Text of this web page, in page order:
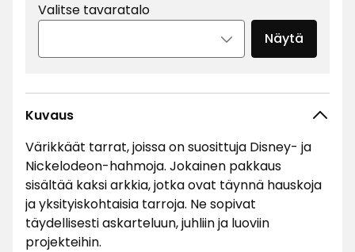
Valitse tavaratalo
Näytä
Kuvaus
Värikkäät tarrat, joissa on suosittuja Disney- ja
Nickelodeon-hahmoja. Jokainen pakkaus
sisältää kaksi arkkia, jotka ovat täynnä hauskoja
ja yksityiskohtaisia tarroja. Ne sopivat
täydellisesti askarteluun, juhliin ja luoviin
projekteihin.